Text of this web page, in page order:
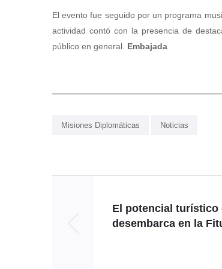
El evento fue seguido por un programa
actividad contó con la presencia de
público en general. Embajada
Misiones Diplomáticas Noticias
El potencial turístico
desembarca en la